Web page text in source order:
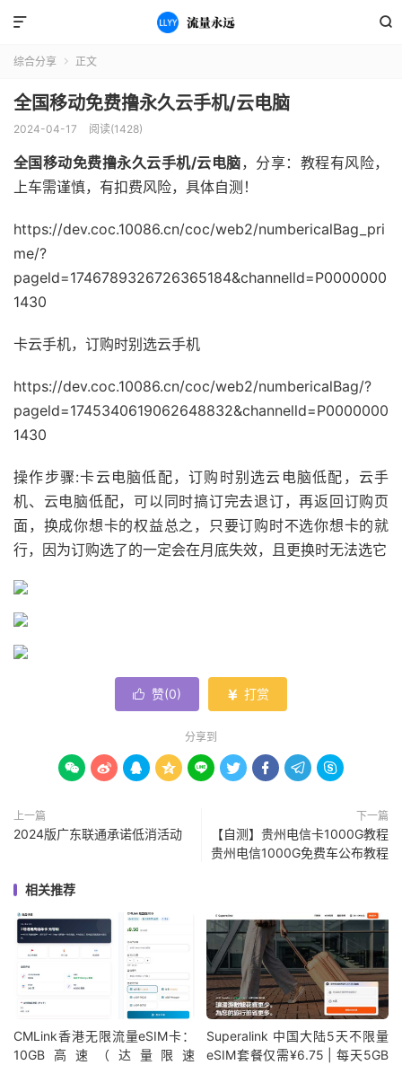


综合分享  正文
全国移动免费撸永久云手机/云电脑
2024-04-17 阅读(1428)
全国移动免费撸永久云手机/云电脑，分享：教程有风险，
上车需谨慎，有扣费风险，具体自测！
https://dev.coc.10086.cn/coc/web2/numbericalBag_pri
me/?
pageld=1746789326726365184&channelld=P0000000
1430
卡云手机，订购时别选云手机
https://dev.coc.10086.cn/coc/web2/numbericalBag/?
pageld=1745340619062648832&channelld=P0000000
1430
操作步骤:卡云电脑低配，订购时别选云电脑低配，云手
机、云电脑低配，可以同时搞订完去退订，再返回订购页
面，换成你想卡的权益总之，只要订购时不选你想卡的就
行，因为订购选了的一定会在月底失效，且更换时无法选它
 赞(0)  打赏
分享到
        
上一篇
2024版广东联通承诺低消活动
下一篇
【自测】贵州电信卡1000G教程
贵州电信1000G免费车公布教程
相关推荐
CMLink香港无限流量eSIM卡：
10GB高速（达量限速
Superalink 中国大陆5天不限量
eSIM套餐仅需¥6.75 | 每天5GB